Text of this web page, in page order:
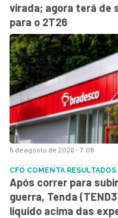
5 de agosto de 2026 - 7:08
virada; agora terá de
para o 2T26
CFO COMENTA RESULTADOS
Após correr para
guerra, Tenda
líquido acima das